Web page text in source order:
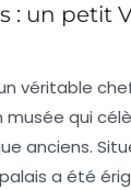
: un petit
véritable
musée qui
anciens.
a été